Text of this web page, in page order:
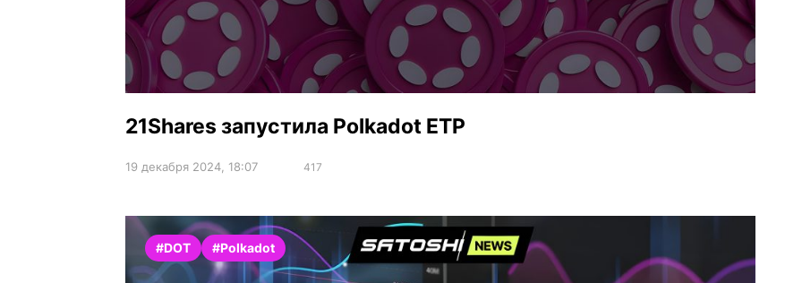
21Shares запустила Polkadot ETP
19 декабря 2024, 18:07 417
#DOT #Polkadot